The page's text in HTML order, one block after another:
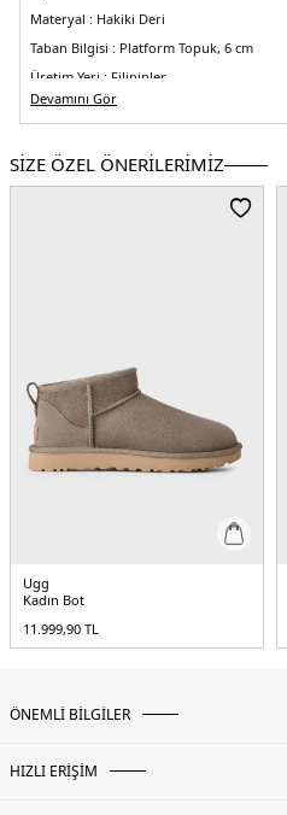
Materyal : Hakiki Deri
Taban Bilgisi : Platform Topuk, 6 cm
Üretim Yeri : Filipinler
5DK21135092.07
Devamını Gör
SİZE ÖZEL ÖNERİLERİMİZ
Ugg
Kadın Bot
11.999,90 TL
ÖNEMLİ BİLGİLER
HIZLI ERİŞİM